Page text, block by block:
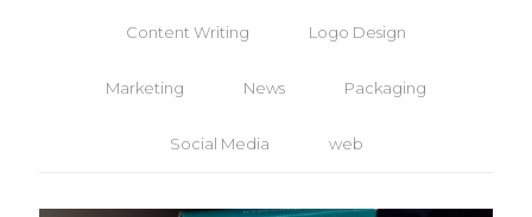
Content Writing Logo Design
Marketing News Packaging
Social Media web